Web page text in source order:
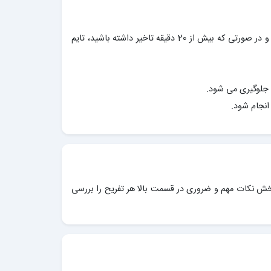
برنامه راس ساعت برگزار شده و حداقل 10 دقیقه قبل از شروع در مجموعه حاضر باشید، در صورت تاخیر از تایم اصلی شما کم می شود و در صورتی که بیش از 20 دقیقه تاخیر داشته باشید، تایم
جلوگیری می شود.
شود.
نکات مهم و ضروری در قسمت بالا هر تفریح را بررسی